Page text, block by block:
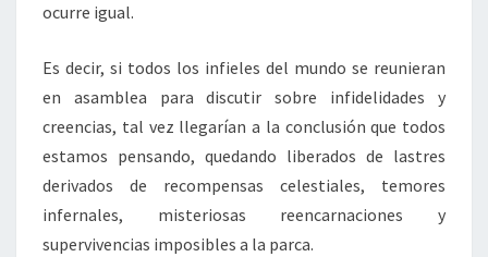
ocurre igual.
Es decir, si todos los infieles del mundo se reunieran
en asamblea para discutir sobre infidelidades y
creencias, tal vez llegarían a la conclusión que todos
estamos pensando, quedando liberados de lastres
derivados de recompensas celestiales, temores
infernales, misteriosas reencarnaciones y
supervivencias imposibles a la parca.